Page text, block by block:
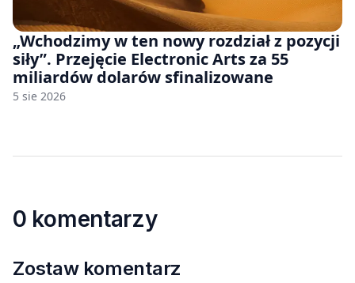
„Wchodzimy w ten nowy rozdział z pozycji
siły”. Przejęcie Electronic Arts za 55
miliardów dolarów sfinalizowane
5 sie 2026
0 komentarzy
Zostaw komentarz